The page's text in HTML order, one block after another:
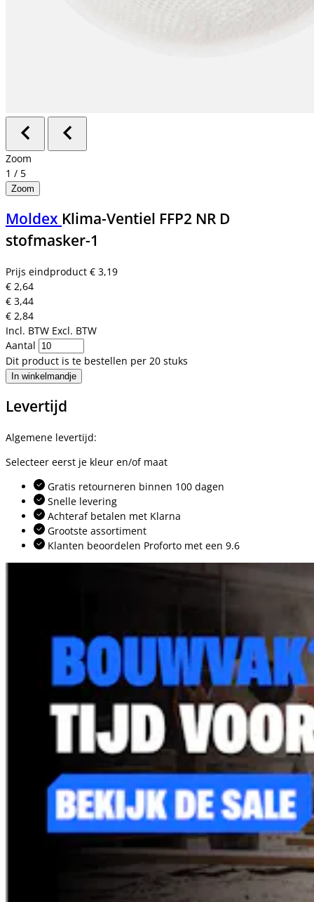
Zoom
1 / 5
Zoom
Moldex Klima-Ventiel FFP2 NR D
stofmasker-1
Prijs eindproduct € 3,19
€ 2,64
€ 3,44
€ 2,84
Incl. BTW Excl. BTW
Aantal
Dit product is te bestellen per 20 stuks
In winkelmandje
Levertijd
Algemene levertijd:
Selecteer eerst je kleur en/of maat
Gratis retourneren binnen 100 dagen
Snelle levering
Achteraf betalen met Klarna
Grootste assortiment
Klanten beoordelen Proforto met een 9.6